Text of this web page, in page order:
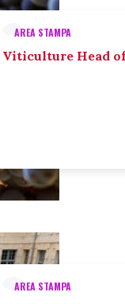
AREA STAMPA
Viticulture Head
AREA STAMPA